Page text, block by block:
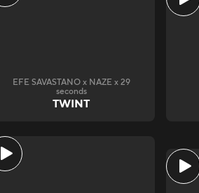
EFE SAVASTANO x NAZE x 29
seconds
TWINT